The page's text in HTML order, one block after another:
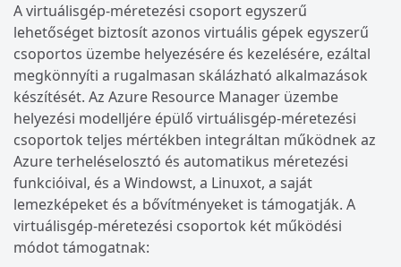
A virtuálisgép-méretezési csoport egyszerű
lehetőséget biztosít azonos virtuális gépek egyszerű
csoportos üzembe helyezésére és kezelésére, ezáltal
megkönnyíti a rugalmasan skálázható alkalmazások
készítését. Az Azure Resource Manager üzembe
helyezési modelljére épülő virtuálisgép-méretezési
csoportok teljes mértékben integráltan működnek az
Azure terheléselosztó és automatikus méretezési
funkcióival, és a Windowst, a Linuxot, a saját
lemezképeket és a bővítményeket is támogatják. A
virtuálisgép-méretezési csoportok két működési
módot támogatnak: